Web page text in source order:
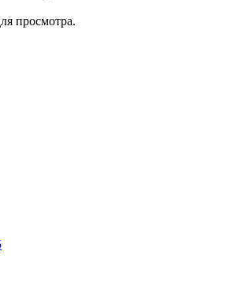
просмотра.